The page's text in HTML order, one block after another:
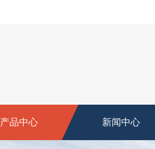
产品中心 新闻中心